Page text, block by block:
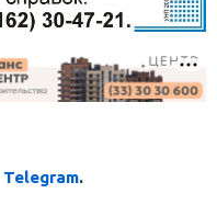
Telegram.